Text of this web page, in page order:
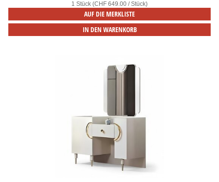
1 Stück (CHF 649.00 / Stück)
AUF DIE MERKLISTE
IN DEN WARENKORB